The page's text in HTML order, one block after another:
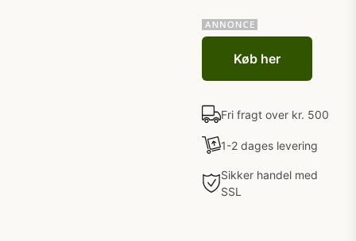
Køb her
Fri fragt over kr. 500
1-2 dages levering
Sikker handel med
SSL